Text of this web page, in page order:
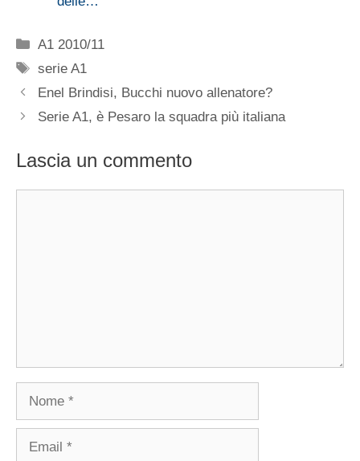
Categorie
A1 2010/11
Tag
serie A1
Enel Brindisi, Bucchi nuovo allenatore?
Serie A1, è Pesaro la squadra più italiana
Lascia un commento
Nome
Email